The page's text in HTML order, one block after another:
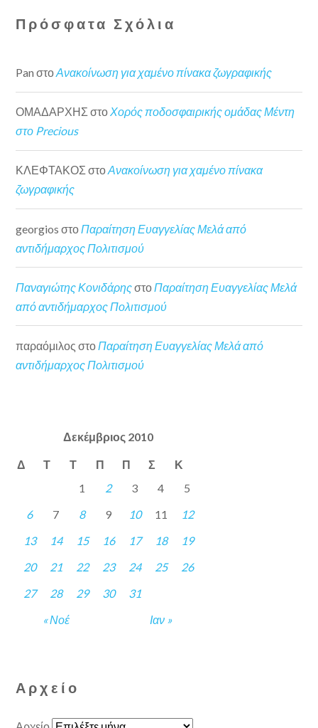
Πρόσφατα Σχόλια
Pan στοΑνακοίνωση για χαμένο πίνακα ζωγραφικής
ΟΜΑΔΑΡΧΗΣ στοΧορός ποδοσφαιρικής ομάδας Μέντη
στο Precious
ΚΛΕΦΤΑΚΟΣ στοΑνακοίνωση για χαμένο πίνακα
ζωγραφικής
georgios στο Παραίτηση Ευαγγελίας Μελά από
αντιδήμαρχος Πολιτισμού
Παναγιώτης Κονιδάρηςστο Παραίτηση Ευαγγελίας Μελά
από αντιδήμαρχος Πολιτισμού
παραόμιλος στοΠαραίτηση Ευαγγελίας Μελά από
αντιδήμαρχος Πολιτισμού
Δεκέμβριος 2010
Δ Τ Τ Π Π Σ Κ
« Νοέ Ιαν »
1 2 3 4
5
6
7 8 9 10 11
12
13
14 15 16 17 18
19
20
21 22 23 24 25
26
27
28 29 30 31
Αρχείο